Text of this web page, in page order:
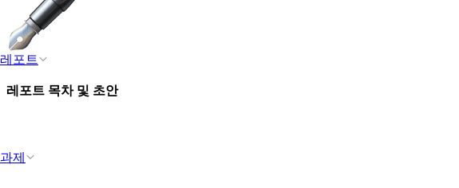
레포트
과제
레포트 목차 및 초안